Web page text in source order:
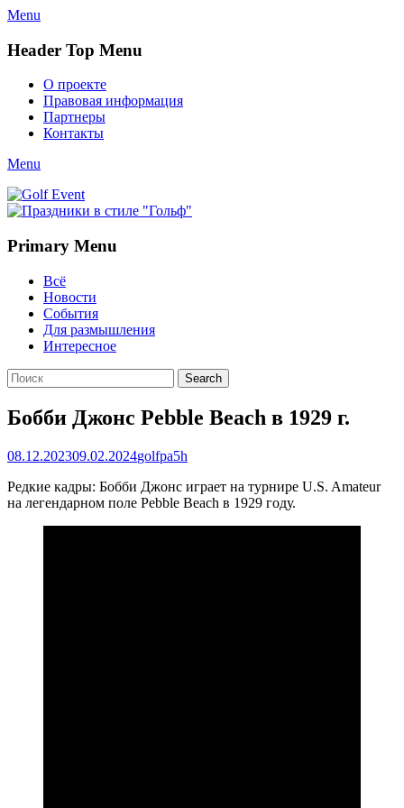
Menu
Header Top Menu
Skip
content
О проекте
Правовая информация
Партнеры
Контакты
Twitter
Email
YouTube
Website
Link
Menu
Golf Event
СМИ о гольфе, гольф-события, новости гольфа. Russian golf
Primary Menu
Skip
content
Всё
Новости
События
Для размышления
Интересное
Search
Search
for:
Бобби Джонс Pebble Beach в 1929 г.
Posted
08.12.202309.02.2024Author
golfpa5h
Редкие кадры: Бобби Джонс играет на турнире U.S. Amateur
на легендарном поле Pebble Beach в 1929 году.